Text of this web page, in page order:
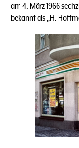
am 4. März 1966
bekannt als „H.